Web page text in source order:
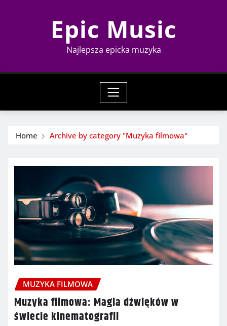
Epic Music
Najlepsza epicka muzyka
Home Archive by category "Muzyka filmowa"
MUZYKA FILMOWA
Muzyka filmowa: Magia dźwięków w
świecie kinematografii